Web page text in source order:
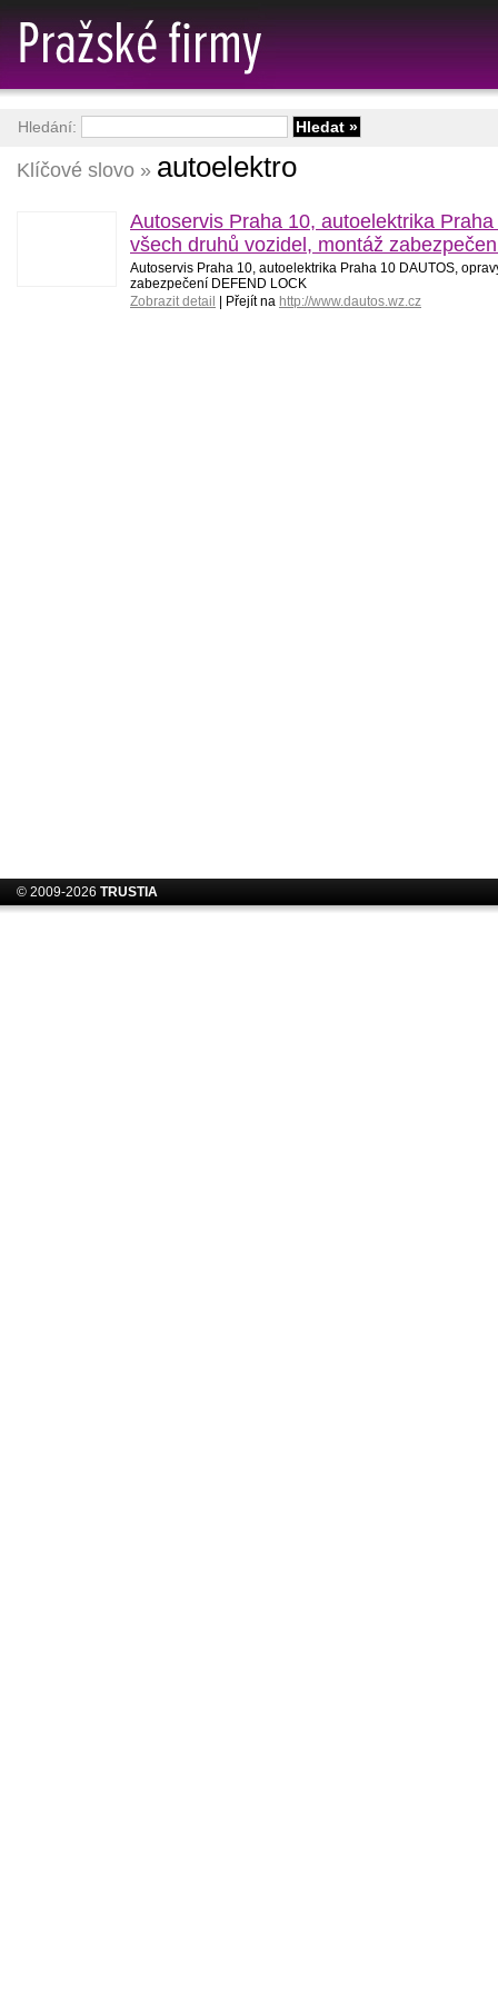
Klíčové slovo » autoelektro
Autoservis Praha 10, autoelektrika
všech druhů vozidel, montáž
Autoservis Praha 10, autoelektrika Praha 10 DAUTOS,
zabezpečení DEFEND LOCK
Zobrazit detail
| Přejít na http://www.dautos.wz.cz
Hledání:
© 2009-2026 TRUSTIA